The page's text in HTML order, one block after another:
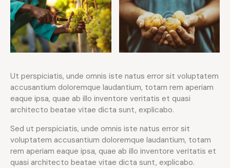
Ut perspiciatis, unde omnis iste natus error sit voluptatem
accusantium doloremque laudantium, totam rem aperiam
eaque ipsa, quae ab illo inventore veritatis et quasi
architecto beatae vitae dicta sunt, explicabo.
Sed ut perspiciatis, unde omnis iste natus error sit
voluptatem accusantium doloremque laudantium, totam
rem aperiam eaque ipsa, quae ab illo inventore veritatis et
quasi architecto beatae vitae dicta sunt, explicabo.